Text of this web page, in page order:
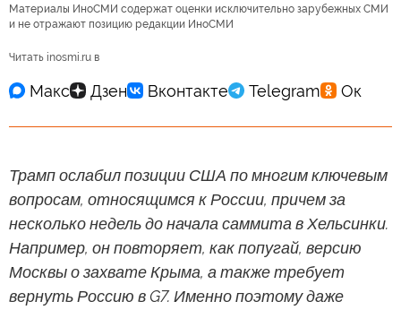
Материалы ИноСМИ содержат оценки исключительно зарубежных СМИ
и не отражают позицию редакции ИноСМИ
Читать inosmi.ru в
Трамп ослабил позиции США по многим ключевым
вопросам, относящимся к России, причем за
несколько недель до начала саммита в Хельсинки.
Например, он повторяет, как попугай, версию
Москвы о захвате Крыма, а также требует
вернуть Россию в G7. Именно поэтому даже